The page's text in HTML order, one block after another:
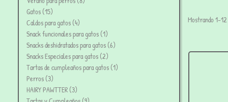
Gatos 15
Caldos para gatos 4
Snack funcionales para gatos 1
Snacks deshidratados para gatos 6
Snacks Especiales para gatos 2
Tartas de cumpleaños para gatos 1
Perros 3
HAIRY PAWTTER 3
Mostrando